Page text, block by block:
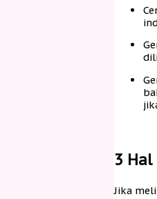
3 Hal
Jika